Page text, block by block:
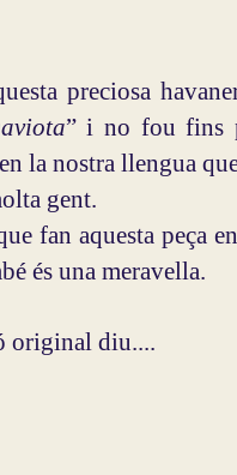
preciosa
” i no fou fins
la nostra llengua
gent.
fan aquesta peça
és una meravella.
original diu....